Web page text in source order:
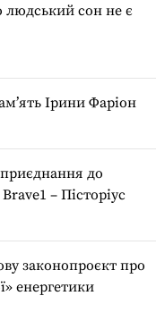
сон не є
Ірини Фаріон
до
– Пісторіус
законопроєкт про
енергетики